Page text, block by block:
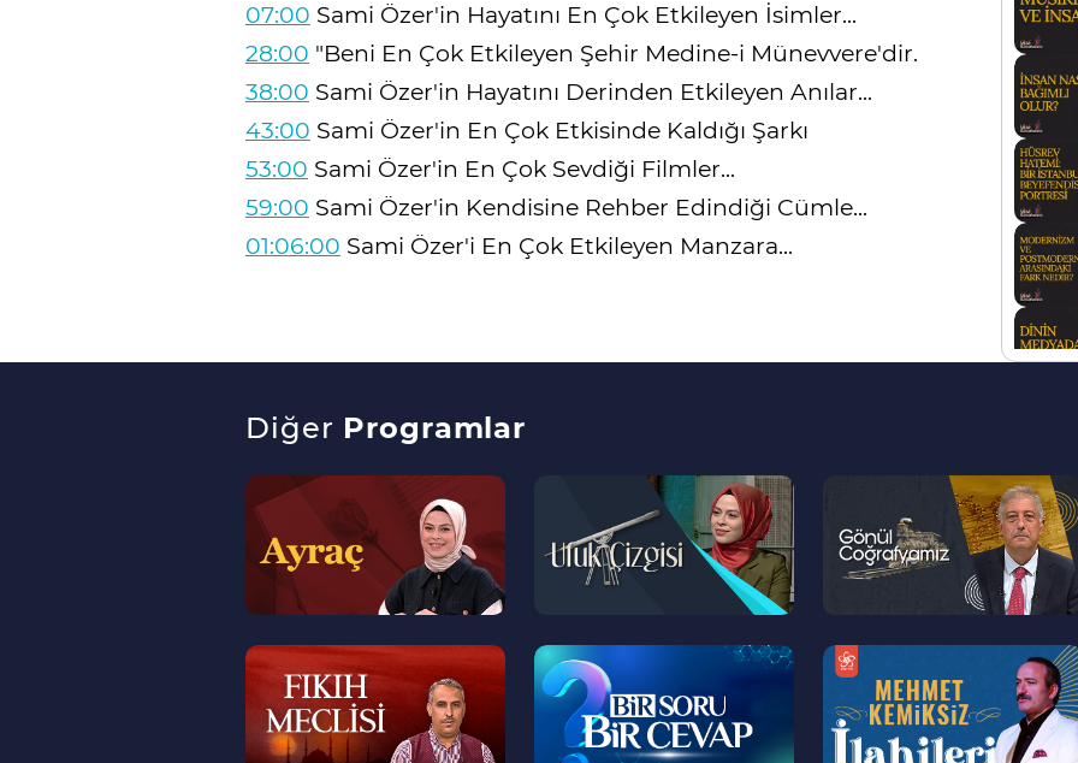
07:00 Sami Özer'in Hayatını En Çok Etkileyen İsimler...
28:00 "Beni En Çok Etkileyen Şehir Medine-i Münevvere'dir.
38:00 Sami Özer'in Hayatını Derinden Etkileyen Anılar...
43:00 Sami Özer'in En Çok Etkisinde Kaldığı Şarkı
53:00 Sami Özer'in En Çok Sevdiği Filmler...
59:00 Sami Özer'in Kendisine Rehber Edindiği Cümle...
01:06:00 Sami Özer'i En Çok Etkileyen Manzara...
Diğer Programlar
--
>
>
--
>
--
>
--
>